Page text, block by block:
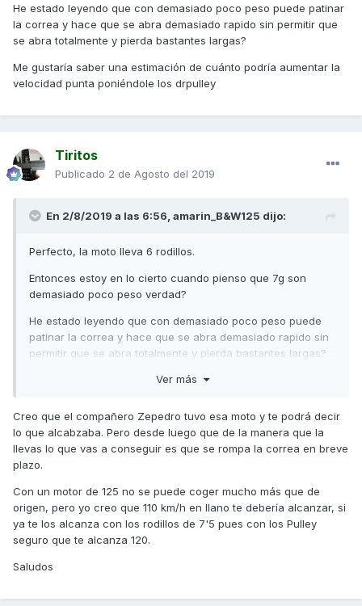
Te paso la página por si te interesa comprarlos.
Un saludo
https://www.motosmanu.com/rodillos-variador-dr-pulley-
29254/?modelo-moto=betwin-125-4t&marca-moto=kymco
He estado leyendo que con demasiado poco peso puede patinar
la correa y hace que se abra demasiado rapido sin permitir que
se abra totalmente y pierda bastantes largas?
Me gustaría saber una estimación de cuánto podría aumentar la
velocidad punta poniéndole los drpulley
Tiritos
Publicado 2 de Agosto del 2019
En 2/8/2019 a las 6:56, amarin_B&W125 dijo:
Perfecto, la moto lleva 6 rodillos.
Entonces estoy en lo cierto cuando pienso que 7g son
demasiado poco peso verdad?
He estado leyendo que con demasiado poco peso puede
patinar la correa y hace que se abra demasiado rapido sin
permitir que se abra totalmente y pierda bastantes largas?
Me gustaría saber una estimación de cuánto podría
Ver más
Creo que el compañero Zepedro tuvo esa moto y te podrá decir
lo que alcabzaba. Pero desde luego que de la manera que la
llevas lo que vas a conseguir es que se rompa la correa en breve
plazo.
Con un motor de 125 no se puede coger mucho más que de
origen, pero yo creo que 110 km/h en llano te debería alcanzar, si
ya te los alcanza con los rodillos de 7'5 pues con los Pulley
seguro que te alcanza 120.
Saludos